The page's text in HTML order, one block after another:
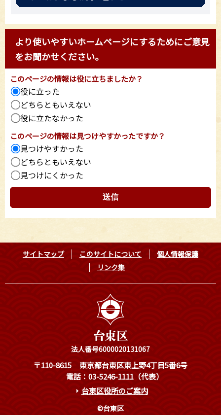
より使いやすいホームページにするためにご意見
をお聞かせください。
このページの情報は役に立ちましたか？
役に立った
どちらともいえない
役に立たなかった
このページの情報は見つけやすかったですか？
見つけやすかった
どちらともいえない
見つけにくかった
サイトマップ このサイトについて
個人情報保護
リンク集
法人番号6000020131067
〒110-8615
東京都台東区東上野4丁目5番6号
電話：03-5246-1111（代表）
台東区役所のご案内
©台東区